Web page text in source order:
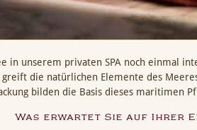
in unserem privaten SPA noch einmal
die natürlichen Elemente des
bilden die Basis dieses maritimen
Was erwartet Sie auf Ihrer